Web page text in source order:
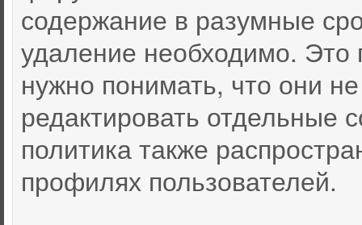
содержание в разумные
удаление необходимо. Это
нужно понимать, что они
редактировать отдельные
политика также
профилях пользователей.